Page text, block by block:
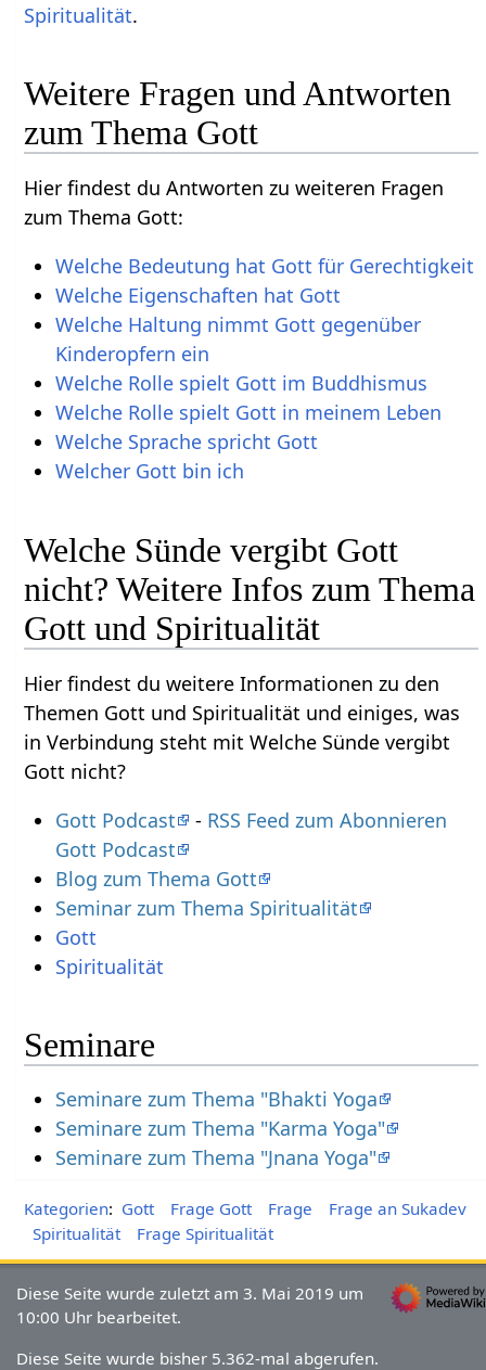
Spiritualität.
Weitere Fragen und Antworten
zum Thema Gott
Hier findest du Antworten zu weiteren Fragen
zum Thema Gott:
Welche Bedeutung hat Gott für Gerechtigkeit
Welche Eigenschaften hat Gott
Welche Haltung nimmt Gott gegenüber
Kinderopfern ein
Welche Rolle spielt Gott im Buddhismus
Welche Rolle spielt Gott in meinem Leben
Welche Sprache spricht Gott
Welcher Gott bin ich
Welche Sünde vergibt Gott
nicht? Weitere Infos zum Thema
Gott und Spiritualität
Hier findest du weitere Informationen zu den
Themen Gott und Spiritualität und einiges, was
in Verbindung steht mit Welche Sünde vergibt
Gott nicht?
Gott Podcast
- RSS Feed zum Abonnieren
Gott Podcast
Blog zum Thema Gott
Seminar zum Thema Spiritualität
Gott
Spiritualität
Seminare
Seminare zum Thema "Bhakti Yoga
Seminare zum Thema "Karma Yoga"
Seminare zum Thema "Jnana Yoga"
Kategorien: Gott Frage Gott Frage
Frage an Sukadev
Spiritualität
Frage Spiritualität
Diese Seite wurde zuletzt am 3. Mai 2019 um
10:00 Uhr bearbeitet.
Diese Seite wurde bisher 5.362-mal abgerufen.